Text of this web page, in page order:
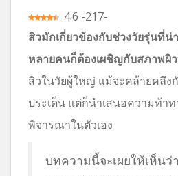
4.6 -217-
สิวมักเกี่ยวข้องกับช่วงวัยรุ่นที่
หลายคนก็ต้องเผชิญกับสภาพผิ
สิวในวัยผู้ใหญ่ แม้จะคล้ายคลึง
ประเด็น แต่ก็นำเสนอความท้า
พิจารณาในตัวเอง
บทความนี้จะเผยให้เห็นว่